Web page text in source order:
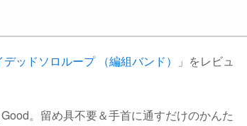
デッドソロループ （編組バンド）
」をレビュ
。留め具不要＆手首に通すだけのかんた